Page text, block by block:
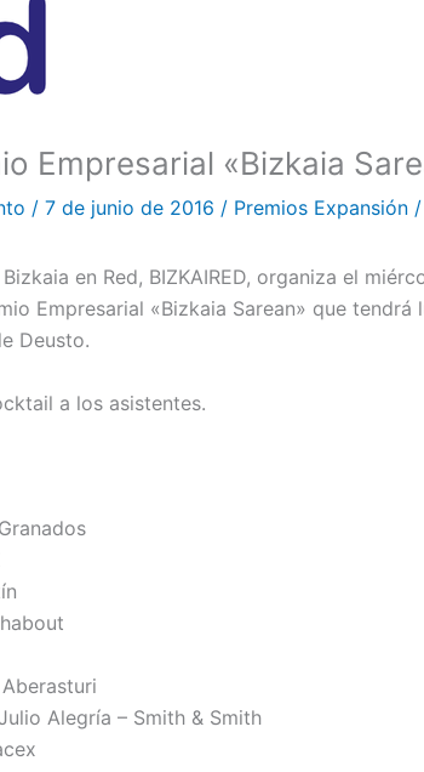
Empresarial «Bizkaia
/ 7 de junio de 2016 / Premios Expansión/
en Red, BIZKAIRED, organiza el
Empresarial «Bizkaia Sarean» que
Deusto.
a los asistentes.
Julio Alegría – Smith & Smith